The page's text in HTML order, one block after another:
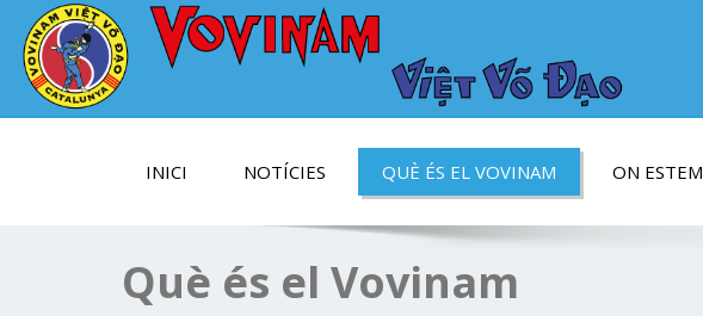
ASSOCIACIÓ CATALANA DE
VOVINAM VIET VO DAO
Ser fort, per ser útil!
INICI NOTÍCIES QUÈ ÉS EL VOVINAM ON ESTEM
Què és el Vovinam